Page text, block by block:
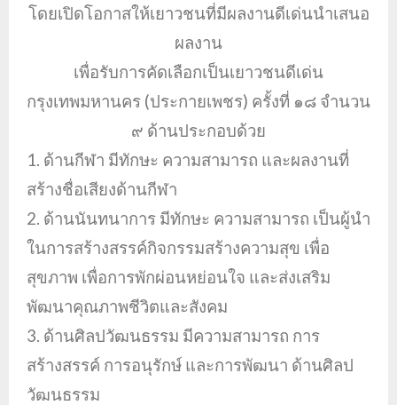
โดยเปิดโอกาสให้เยาวชนที่มีผลงานดีเด่นนำเสนอ
ผลงาน
เพื่อรับการคัดเลือกเป็นเยาวชนดีเด่น
กรุงเทพมหานคร (ประกายเพชร) ครั้งที่ ๑๘ จำนวน
๙ ด้านประกอบด้วย
1. ด้านกีฬา มีทักษะ ความสามารถ และผลงานที่
สร้างชื่อเสียงด้านกีฬา
2. ด้านนันทนาการ มีทักษะ ความสามารถ เป็นผู้นำ
ในการสร้างสรรค์กิจกรรมสร้างความสุข เพื่อ
สุขภาพ เพื่อการพักผ่อนหย่อนใจ และส่งเสริม
พัฒนาคุณภาพชีวิตและสังคม
3. ด้านศิลปวัฒนธรรม มีความสามารถ การ
สร้างสรรค์ การอนุรักษ์ และการพัฒนา ด้านศิลป
วัฒนธรรม